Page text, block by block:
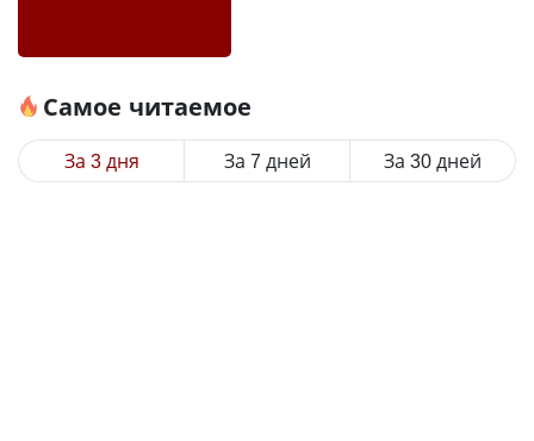
Самое читаемое
За 3 дня За 7 дней За 30 дней